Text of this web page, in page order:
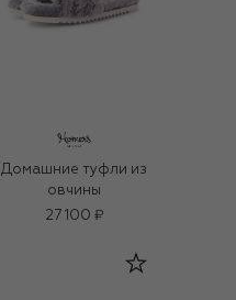
Домашние туфли из
овчины
27 100 ₽